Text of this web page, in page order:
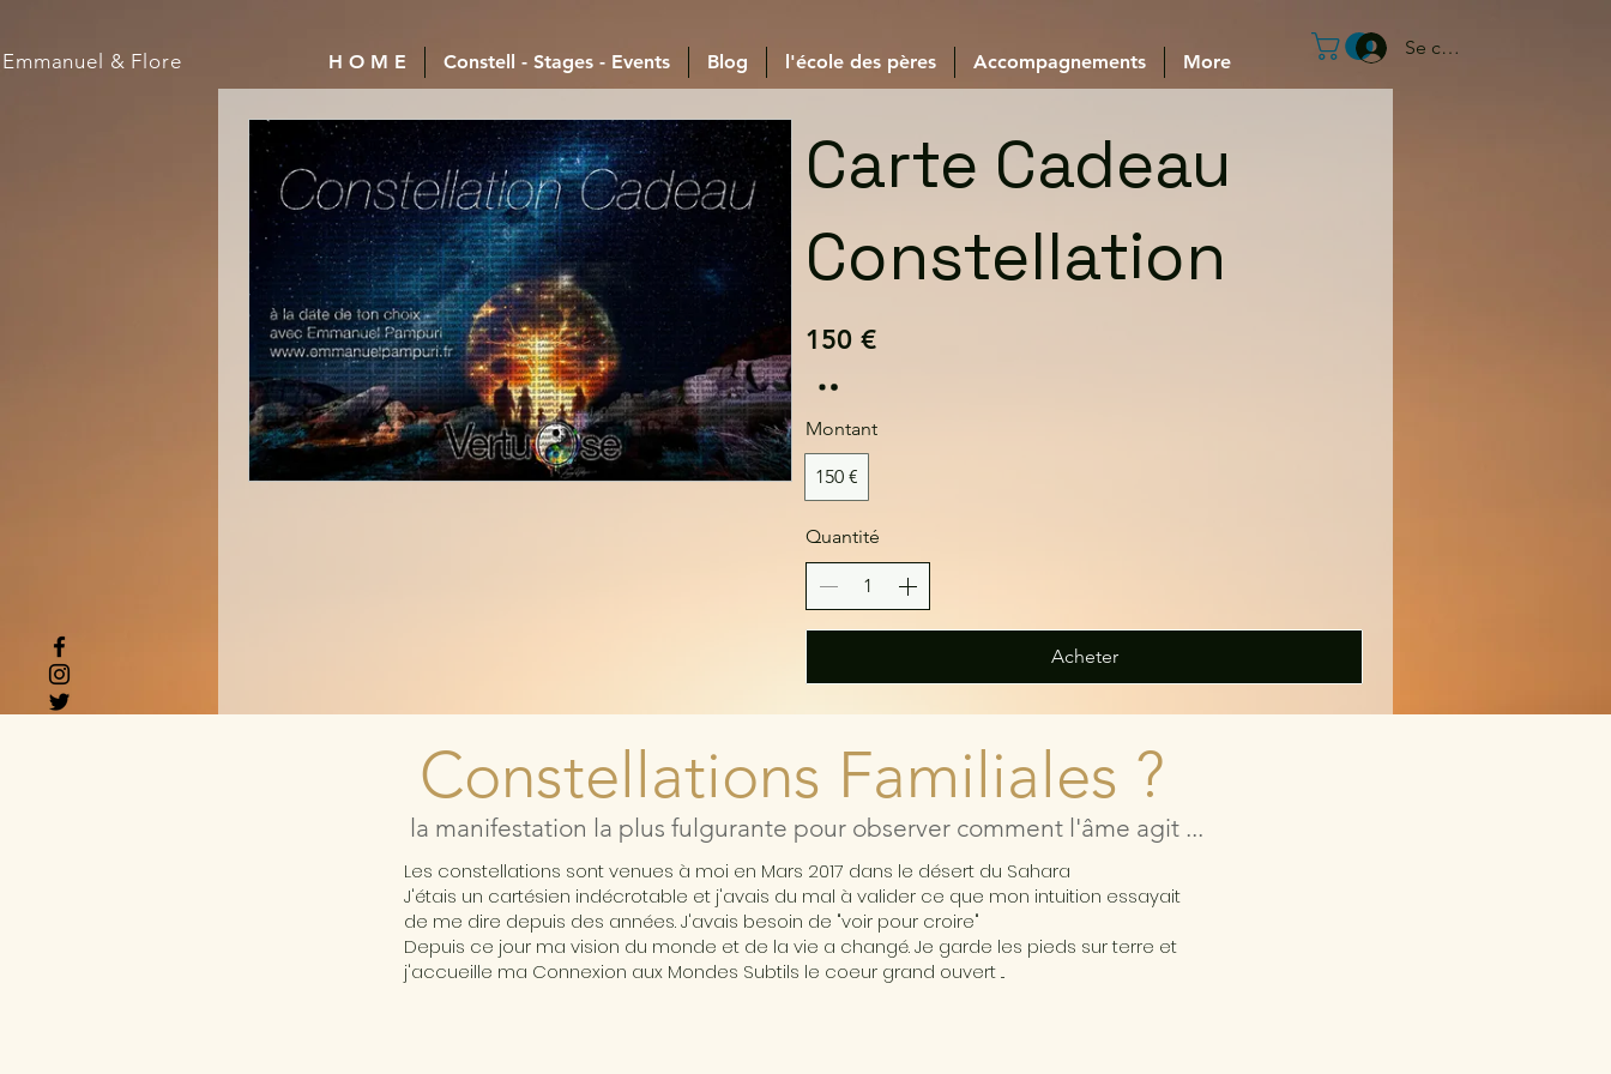
Se connecter
Emmanuel & Flore H O M E Constell - Stages - Events Blog l'école des pères Accompagnements More
Carte Cadeau
Constellation
150 €
Montant
150 €
Quantité
Acheter
Constellations Familiales ?
la manifestation la plus fulgurante pour observer comment l'âme agit ...
Les constellations sont venues à moi en Mars 2017 dans le désert du Sahara
J'étais un cartésien indécrotable et j'avais du mal à valider ce que mon intuition essayait
de me dire depuis des années. J'avais besoin de "voir pour croire"
Depuis ce jour ma vision du monde et de la vie a changé. Je garde les pieds sur terre et
j'accueille ma Connexion aux Mondes Subtils le coeur grand ouvert ...